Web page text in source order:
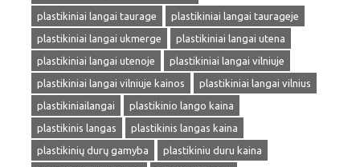
plastikiniai langai taurage
plastikiniai langai taurageje
plastikiniai langai ukmerge
plastikiniai langai utena
plastikiniai langai utenoje
plastikiniai langai vilniuje
plastikiniai langai vilniuje kainos
plastikiniai langai vilnius
plastikiniailangai
plastikinio lango kaina
plastikinis langas
plastikinis langas kaina
plastikinių durų gamyba
plastikiniu duru kaina